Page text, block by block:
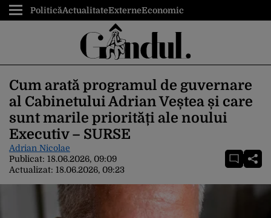
PoliticăActualitateExterneEconomic
Cum arată programul de guvernare
al Cabinetului Adrian Veștea și care
sunt marile priorități ale noului
Executiv – SURSE
Adrian Nicolae
Publicat: 18.06.2026, 09:09
Actualizat: 18.06.2026, 09:23